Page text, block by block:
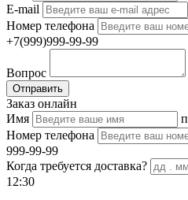
E-mail
Номер телефона
+7(999)999-99-99
Вопрос
Отправить
Заказ онлайн
Имя
Номер телефона
999-99-99
Когда требуется доставка?
12:30